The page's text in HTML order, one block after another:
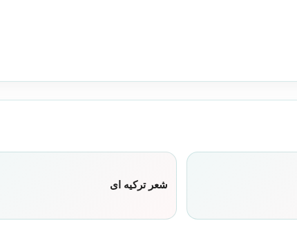
شعر ترکیه ای